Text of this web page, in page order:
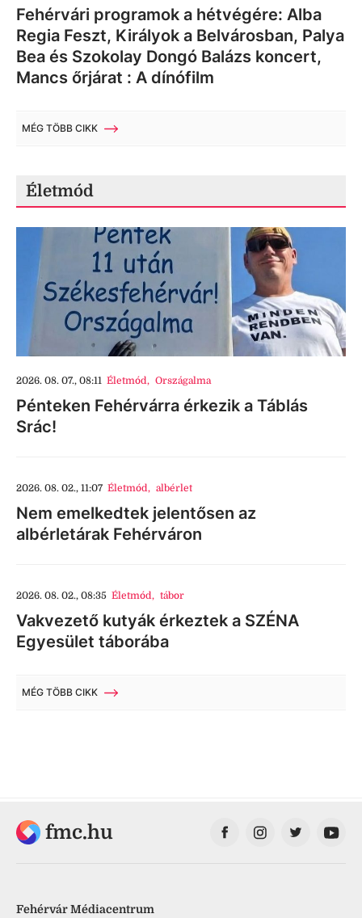
Fehérvári programok a hétvégére: Alba
Regia Feszt, Királyok a Belvárosban, Palya
Bea és Szokolay Dongó Balázs koncert,
Mancs őrjárat : A dínófilm
MÉG TÖBB CIKK
Életmód
2026. 08. 07., 08:11 Életmód, Országalma
Pénteken Fehérvárra érkezik a Táblás
Srác!
2026. 08. 02., 11:07 Életmód, albérlet
Nem emelkedtek jelentősen az
albérletárak Fehérváron
2026. 08. 02., 08:35 Életmód, tábor
Vakvezető kutyák érkeztek a SZÉNA
Egyesület táborába
MÉG TÖBB CIKK
fmc.hu
Fehérvár Médiacentrum